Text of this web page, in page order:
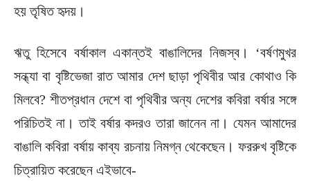
হয় তৃষিত হৃদয়।
ঋতু হিসেবে বর্ষাকাল একান্তই বাঙালিদের নিজস্ব। ‘বর্ষণমুখর
সন্ধ্যা বা বৃষ্টিভেজা রাত আমার দেশ ছাড়া পৃথিবীর আর কোথাও কি
মিলবে? শীতপ্রধান দেশে বা পৃথিবীর অন্য দেশের কবিরা বর্ষার সঙ্গে
পরিচিতই না। তাই বর্ষার কদরও তারা জানেন না। যেমন আমাদের
বাঙালি কবিরা বর্ষায় কাব্য রচনায় নিমগ্ন থেকেছেন। ফররুখ বৃষ্টিকে
চিত্রায়িত করেছেন এইভাবে-